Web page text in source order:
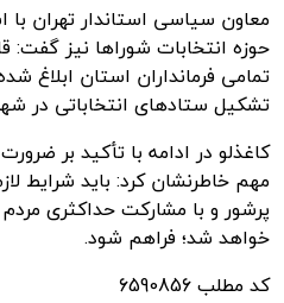
معاون سیاسی استاندار تهران با
حوزه انتخابات شوراها نیز گفت:
تمامی فرمانداران استان ابلاغ
تشکیل ستادهای انتخاباتی در
کاغذلو در ادامه با تأکید بر
مهم خاطرنشان کرد: باید شرایط
خواهد شد؛ فراهم شود.
کد مطلب6590856